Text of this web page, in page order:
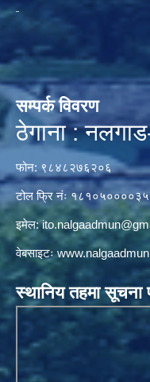
सम्पर्क विवरण
ठेगाना :
फोन: ९८४८२७६२०६
टोल फ्रि नंः १८१०५००००३५
इमेल:
वेबसाइटः
स्थानिय तहमा सूचना